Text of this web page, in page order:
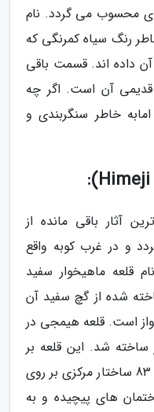
محسوب می گردد. نام
رنگ سیاه کمرنگی که
آن داده اند. قسمت باقی
قدیمی آن است. اگر چه
خاطر سنگربندی و
آثار باقی مانده از
و در غرب کوبه واقع
قلعه ماهیخوار سفید
شده از گچ سفید آن
است. قلعه هیمجی در
ساخته شد. این قلعه بر
روی تپه ای زیبا واقع شده و حاوی 83 ساختار مرکزی بر روی
های پیچیده و به